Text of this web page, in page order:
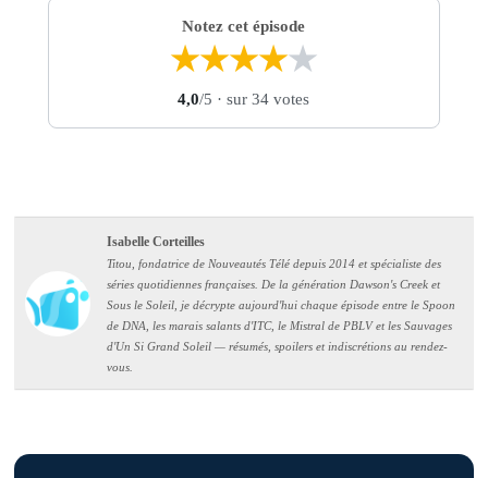
Notez cet épisode
★★★★★
4,0/5 · sur 34 votes
Isabelle Corteilles
Titou, fondatrice de Nouveautés Télé depuis 2014 et spécialiste des
séries quotidiennes françaises. De la génération Dawson's Creek et
Sous le Soleil, je décrypte aujourd'hui chaque épisode entre le Spoon
de DNA, les marais salants d'ITC, le Mistral de PBLV et les Sauvages
d'Un Si Grand Soleil — résumés, spoilers et indiscrétions au rendez-
vous.